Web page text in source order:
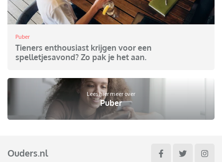
Puber
Tieners enthousiast krijgen voor een
spelletjesavond? Zo pak je het aan.
Lees hier meer over
Puber
Ouders.nl